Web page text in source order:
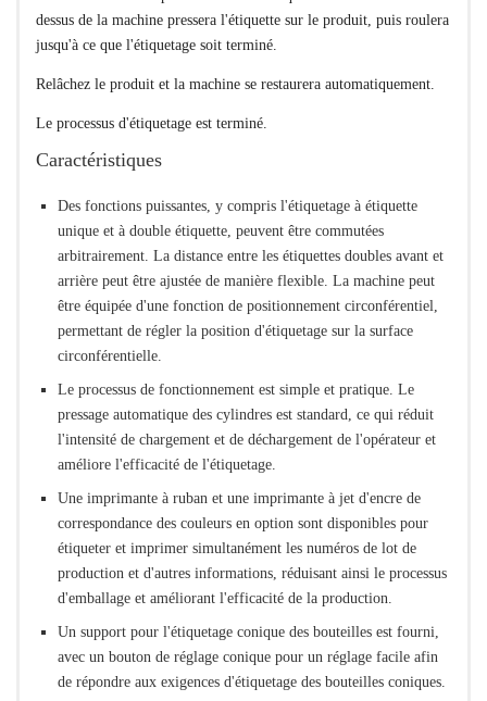
dessus de la machine pressera l'étiquette sur le produit, puis roulera
jusqu'à ce que l'étiquetage soit terminé.
Relâchez le produit et la machine se restaurera automatiquement.
Le processus d'étiquetage est terminé.
Caractéristiques
Des fonctions puissantes, y compris l'étiquetage à étiquette
unique et à double étiquette, peuvent être commutées
arbitrairement. La distance entre les étiquettes doubles avant et
arrière peut être ajustée de manière flexible. La machine peut
être équipée d'une fonction de positionnement circonférentiel,
permettant de régler la position d'étiquetage sur la surface
circonférentielle.
Le processus de fonctionnement est simple et pratique. Le
pressage automatique des cylindres est standard, ce qui réduit
l'intensité de chargement et de déchargement de l'opérateur et
améliore l'efficacité de l'étiquetage.
Une imprimante à ruban et une imprimante à jet d'encre de
correspondance des couleurs en option sont disponibles pour
étiqueter et imprimer simultanément les numéros de lot de
production et d'autres informations, réduisant ainsi le processus
d'emballage et améliorant l'efficacité de la production.
Un support pour l'étiquetage conique des bouteilles est fourni,
avec un bouton de réglage conique pour un réglage facile afin
de répondre aux exigences d'étiquetage des bouteilles coniques.